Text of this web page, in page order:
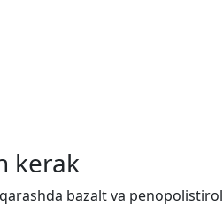
kerak
bazalt va penopolistirol